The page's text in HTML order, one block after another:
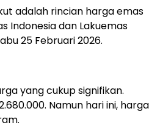
adalah rincian harga emas
Indonesia dan Lakuemas
25 Februari 2026.
yang cukup signifikan.
Namun hari ini, harga